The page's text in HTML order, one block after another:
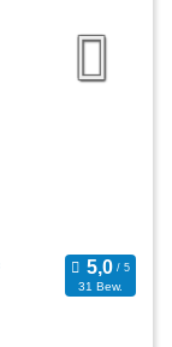
31 Bew.